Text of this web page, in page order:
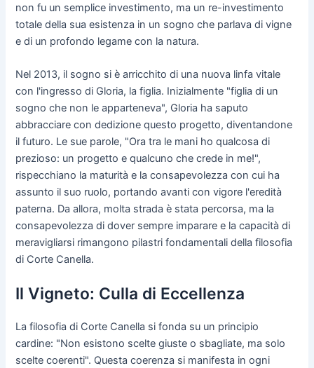
non fu un semplice investimento, ma un re-investimento
totale della sua esistenza in un sogno che parlava di vigne
e di un profondo legame con la natura.
Nel 2013, il sogno si è arricchito di una nuova linfa vitale
con l'ingresso di Gloria, la figlia. Inizialmente "figlia di un
sogno che non le apparteneva", Gloria ha saputo
abbracciare con dedizione questo progetto, diventandone
il futuro. Le sue parole, "Ora tra le mani ho qualcosa di
prezioso: un progetto e qualcuno che crede in me!",
rispecchiano la maturità e la consapevolezza con cui ha
assunto il suo ruolo, portando avanti con vigore l'eredità
paterna. Da allora, molta strada è stata percorsa, ma la
consapevolezza di dover sempre imparare e la capacità di
meravigliarsi rimangono pilastri fondamentali della filosofia
di Corte Canella.
Il Vigneto: Culla di Eccellenza
La filosofia di Corte Canella si fonda su un principio
cardine: "Non esistono scelte giuste o sbagliate, ma solo
scelte coerenti". Questa coerenza si manifesta in ogni